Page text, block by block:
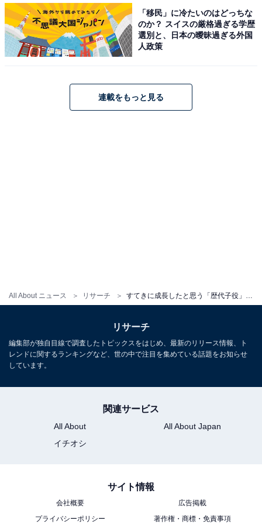
All About ニュース リサーチ
3歳から芸能活動を開始し、5歳の時にドラマ『Mother』
（日本テレビ系）に、6歳の時にはドラマ『さよならぼ
くたちのようちえん』（日本テレビ系）、『マルモのお
きて』（フジテレビ系）に出演。視聴者の涙を誘う演技
が評判を呼び、たちまち人気子役となりました。『マル
モのおきて』のエンディングでは主題歌『マル・マル・
モリ・モリ!』で共演の鈴木福さんと一緒にかわいらしい
が、その間もアニメ映画『劇場版ポケットモンスター
「移民」に冷たいのはどっちな
のか？ スイスの厳格過ぎる学歴
選別と、日本の曖昧過ぎる外国
人政策
連載をもっと見る
リサーチ
編集部が独自目線で調査したトピックスをはじめ、最新のリリース情報、ト
レンドに関するランキングなど、世の中で注目を集めている話題をお知らせ
しています。
関連サービス
All About
All About Japan
イチオシ
サイト情報
会社概要
広告掲載
プライバシーポリシー
著作権・商標・免責事項